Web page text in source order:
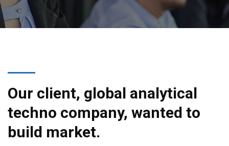
Our client, global analytical
techno company, wanted to
build market.